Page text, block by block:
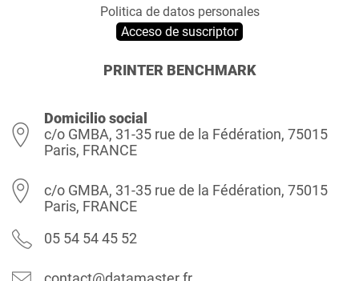
Politica de datos personales
Acceso de suscriptor
PRINTER BENCHMARK
Domicilio social
c/o GMBA, 31-35 rue de la Fédération, 75015
Paris, FRANCE
c/o GMBA, 31-35 rue de la Fédération, 75015
Paris, FRANCE
05 54 54 45 52